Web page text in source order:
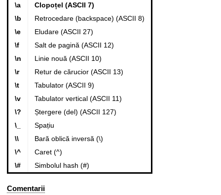
\a
Clopoțel (ASCII 7)
\b
Retrocedare (backspace) (ASCII 8)
\e
Eludare (ASCII 27)
\f
Salt de pagină (ASCII 12)
\n
Linie nouă (ASCII 10)
\r
Retur de cărucior (ASCII 13)
\t
Tabulator (ASCII 9)
\v
Tabulator vertical (ASCII 11)
\?
Ștergere (del) (ASCII 127)
\_
Spațiu
\\
Bară oblică inversă (\)
\^
Caret (^)
\#
Simbolul hash (#)
Comentarii